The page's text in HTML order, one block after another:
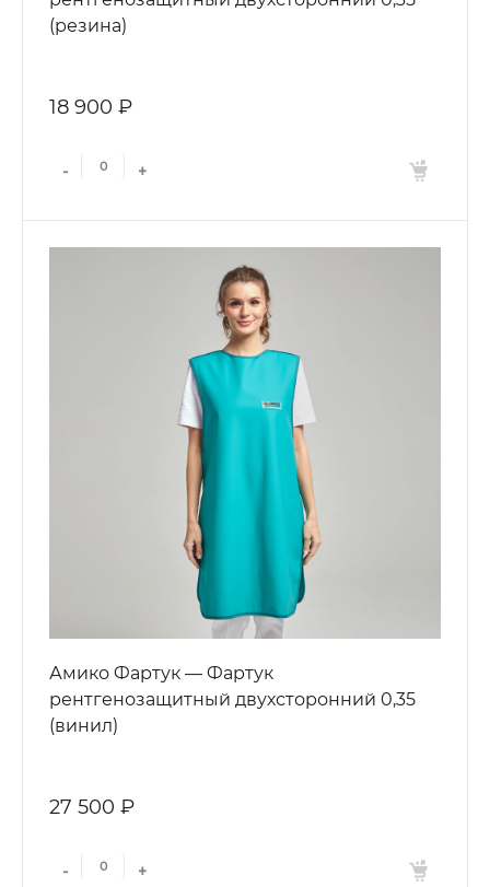
(резина)
18 900 ₽
- +
Амико Фартук — Фартук
рентгенозащитный двухсторонний 0,35
(винил)
27 500 ₽
- +